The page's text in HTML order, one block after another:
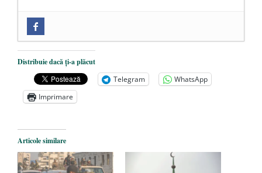
Târziu cere anchetă a Parchetului
European și reforme pentru a bloca
achizițiile la suprapreț - 13 august 2025
Dragi prieteni din Constanța
România nu știe să își folosească și să își
protejeze resursele
Distribuie dacă ți-a plăcut
Telegram
WhatsApp
Imprimare
Articole similare